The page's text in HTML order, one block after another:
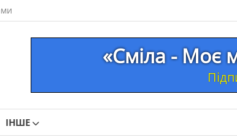
«Сміла - Моє
ІНШЕ